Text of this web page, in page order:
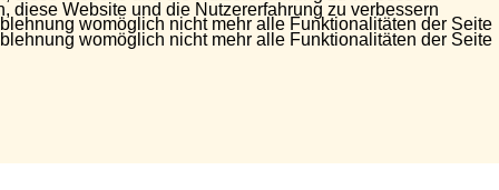
diese Website und die Nutzererfahrung zu verbessern
womöglich nicht mehr alle Funktionalitäten der Seite
womöglich nicht mehr alle Funktionalitäten der Seite